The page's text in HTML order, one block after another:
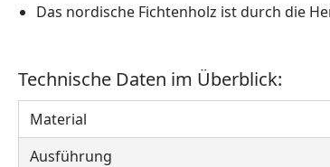
Das nordische Fichtenholz ist durch die
Technische Daten im Überblick:
Material
Ausführung